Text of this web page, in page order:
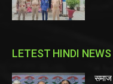
LETEST HINDI NEWS
समाज